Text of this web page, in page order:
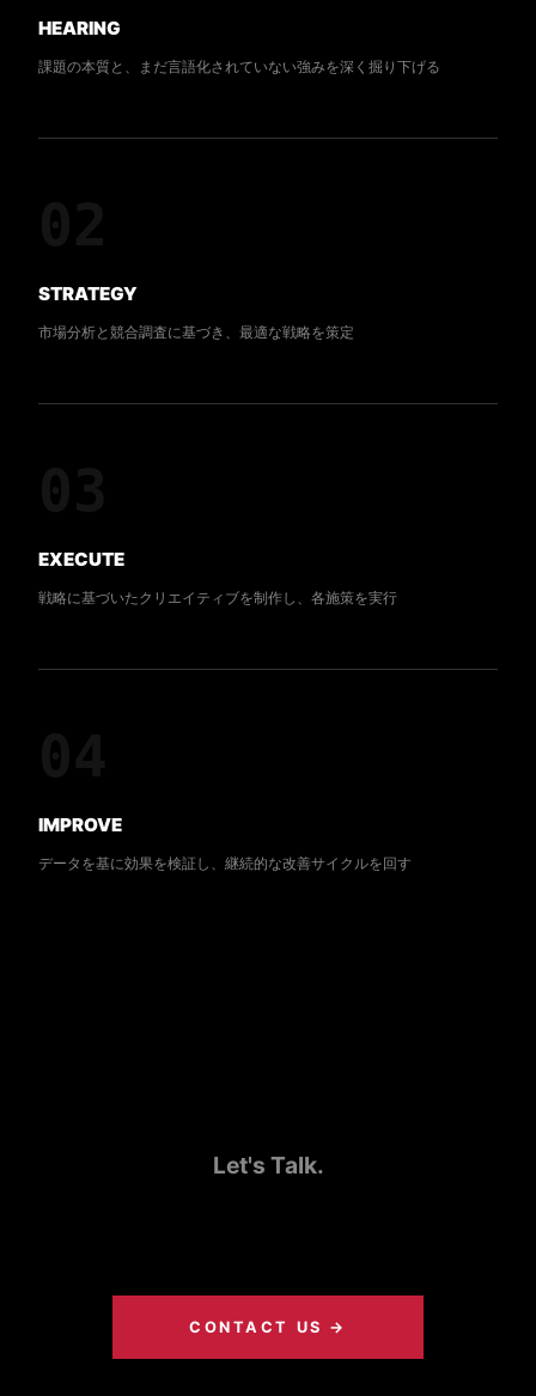
HEARING
課題の本質と、まだ言語化されていない強みを深く掘り下げる
STRATEGY
市場分析と競合調査に基づき、最適な戦略を策定
EXECUTE
戦略に基づいたクリエイティブを制作し、各施策を実行
IMPROVE
データを基に効果を検証し、継続的な改善サイクルを回す
Let's Talk.
CONTACT US →